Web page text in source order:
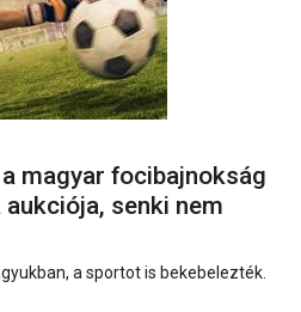
magyar focibajnokság
senki nem
a sportot is bekebelezték.